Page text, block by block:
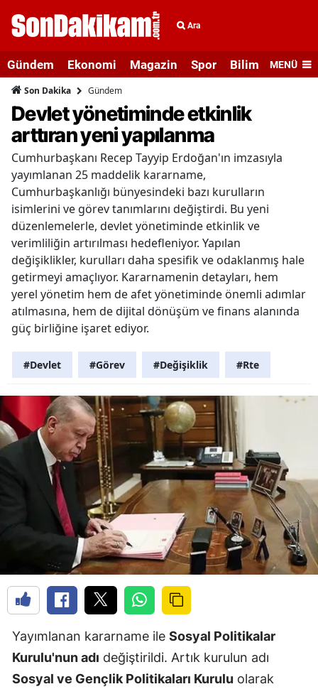
Ara
Gündem Ekonomi Magazin Spor Bilim veMENÜ
Son Dakika Gündem
Devlet yönetiminde etkinlik
arttıran yeni yapılanma
Cumhurbaşkanı Recep Tayyip Erdoğan'ın imzasıyla
yayımlanan 25 maddelik kararname,
Cumhurbaşkanlığı bünyesindeki bazı kurulların
isimlerini ve görev tanımlarını değiştirdi. Bu yeni
düzenlemelerle, devlet yönetiminde etkinlik ve
verimliliğin artırılması hedefleniyor. Yapılan
değişiklikler, kurulları daha spesifik ve odaklanmış hale
getirmeyi amaçlıyor. Kararnamenin detayları, hem
yerel yönetim hem de afet yönetiminde önemli adımlar
atılmasına, hem de dijital dönüşüm ve finans alanında
güç birliğine işaret ediyor.
#Devlet #Görev #Değişiklik #Rte
Yayımlanan kararname ile Sosyal Politikalar
Kurulu'nun adı değiştirildi. Artık kurulun adı
Sosyal ve Gençlik Politikaları Kurulu olarak